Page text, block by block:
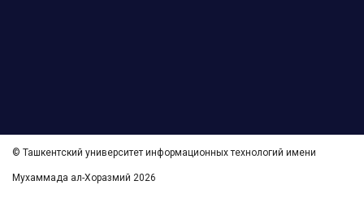
© Ташкентский университет информационных технологий имени
Мухаммада ал-Хоразмий 2026